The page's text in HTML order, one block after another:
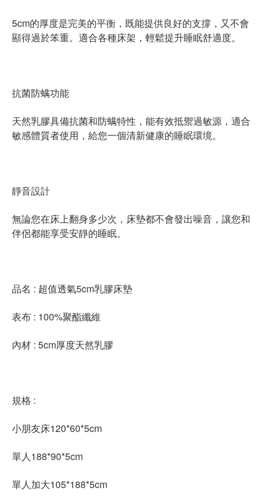
5cm的厚度是完美的平衡，既能提供良好的支撐，又不會
顯得過於笨重。適合各種床架，輕鬆提升睡眠舒適度。
抗菌防螨功能
天然乳膠具備抗菌和防螨特性，能有效抵禦過敏源，適合
敏感體質者使用，給您一個清新健康的睡眠環境。
靜音設計
無論您在床上翻身多少次，床墊都不會發出噪音，讓您和
伴侶都能享受安靜的睡眠。
品名 : 超值透氣5cm乳膠床墊
表布 : 100%聚酯纖維
內材 : 5cm厚度天然乳膠
規格 :
小朋友床120*60*5cm
單人188*90*5cm
單人加大105*188*5cm